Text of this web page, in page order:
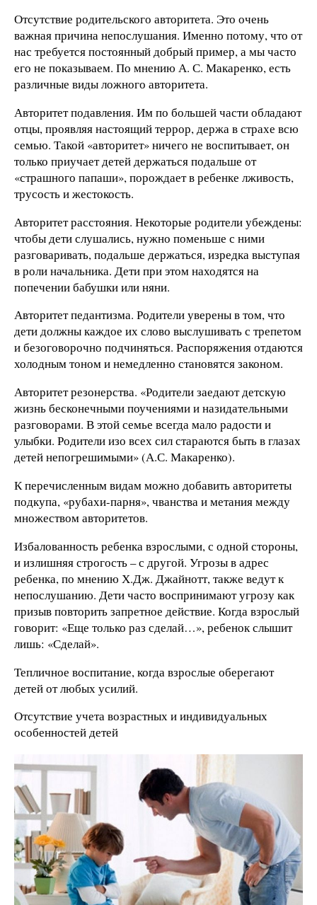
Отсутствие родительского авторитета. Это очень
важная причина непослушания. Именно потому, что от
нас требуется постоянный добрый пример, а мы часто
его не показываем. По мнению А. С. Макаренко, есть
различные виды ложного авторитета.
Авторитет подавления. Им по большей части обладают
отцы, проявляя настоящий террор, держа в страхе всю
семью. Такой «авторитет» ничего не воспитывает, он
только приучает детей держаться подальше от
«страшного папаши», порождает в ребенке лживость,
трусость и жестокость.
Авторитет расстояния. Некоторые родители убеждены:
чтобы дети слушались, нужно поменьше с ними
разговаривать, подальше держаться, изредка выступая
в роли начальника. Дети при этом находятся на
попечении бабушки или няни.
Авторитет педантизма. Родители уверены в том, что
дети должны каждое их слово выслушивать с трепетом
и безоговорочно подчиняться. Распоряжения отдаются
холодным тоном и немедленно становятся законом.
Авторитет резонерства. «Родители заедают детскую
жизнь бесконечными поучениями и назидательными
разговорами. В этой семье всегда мало радости и
улыбки. Родители изо всех сил стараются быть в глазах
детей непогрешимыми» (А.С. Макаренко).
К перечисленным видам можно добавить авторитеты
подкупа, «рубахи-парня», чванства и метания между
множеством авторитетов.
Избалованность ребенка взрослыми, с одной стороны,
и излишняя строгость – с другой. Угрозы в адрес
ребенка, по мнению Х.Дж. Джайнотт, также ведут к
непослушанию. Дети часто воспринимают угрозу как
призыв повторить запретное действие. Когда взрослый
говорит: «Еще только раз сделай…», ребенок слышит
лишь: «Сделай».
Тепличное воспитание, когда взрослые оберегают
детей от любых усилий.
Отсутствие учета возрастных и индивидуальных
особенностей детей